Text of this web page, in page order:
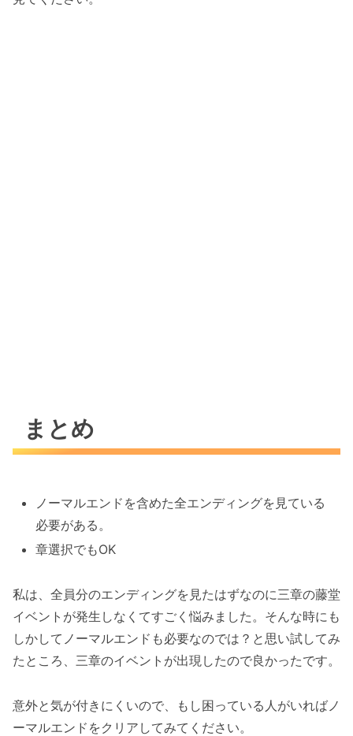
まとめ
ノーマルエンドを含めた全エンディングを見ている
必要がある。
章選択でもOK
私は、全員分のエンディングを見たはずなのに三章の藤堂
イベントが発生しなくてすごく悩みました。そんな時にも
しかしてノーマルエンドも必要なのでは？と思い試してみ
たところ、三章のイベントが出現したので良かったです。
意外と気が付きにくいので、もし困っている人がいればノ
ーマルエンドをクリアしてみてください。